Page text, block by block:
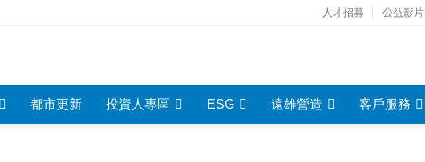
人才招募 公益影片
都市更新 投資人專區 ESG 遠雄營造 客戶服務